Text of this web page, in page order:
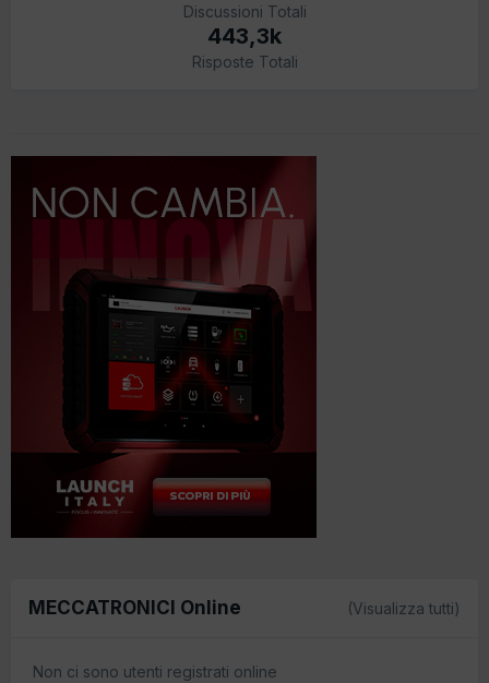
Discussioni Totali
443,3k
Risposte Totali
MECCATRONICI Online (Visualizza tutti)
Non ci sono utenti registrati online